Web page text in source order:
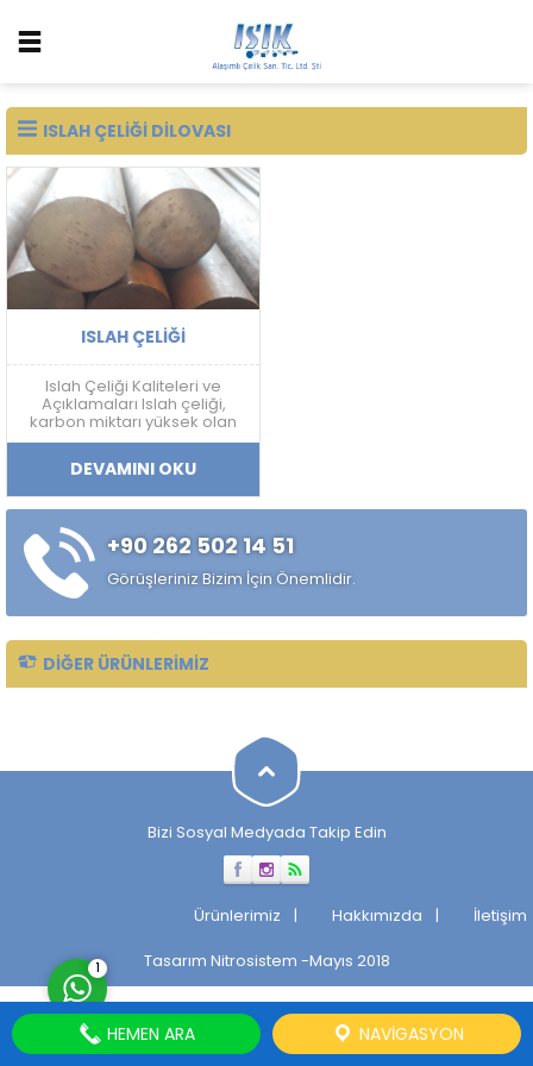
ISLAH ÇELIĞI DILOVASI
ISLAH ÇELIĞI
Islah Çeliği Kaliteleri ve
Açıklamaları Islah çeliği,
karbon miktarı yüksek olan
ve sertleştirme işlemine
uygun olan çeliklerdir. Islah
çeliği, farklı alaşım
elementleri ile birleştirilerek
çeşitli kalitelerde üretilir. Bu
kaliteler, çeliklerin mekanik
özelliklerini, sertlik derinliğini,
korozyon direncini ve kaynak
kabiliyetini etkiler....
DEVAMINI OKU
+90 262 502 14 51
Görüşleriniz Bizim İçin Önemlidir.
DIĞER ÜRÜNLERIMIZ
Bizi Sosyal Medyada Takip Edin
Ürünlerimiz Hakkımızda
İletişim
Tasarım Nitrosistem -Mayıs 2018
Cevap Yaz
1
HEMEN ARA NAVIGASYON